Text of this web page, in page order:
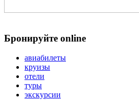
Бронируйте online
авиабилеты
круизы
отели
туры
экскурсии